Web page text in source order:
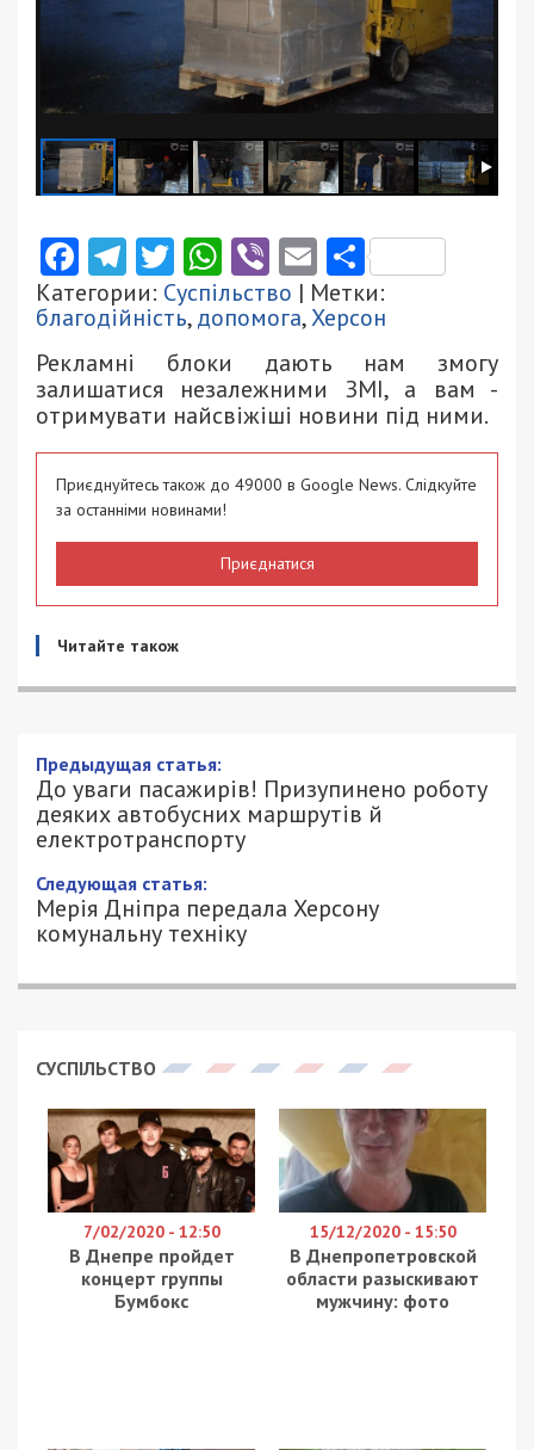
Facebook
Telegram
Twitter
WhatsApp
ViberEmail
Категории: Суспільство | Метки:
благодійність,допомога,Херсон
Рекламні блоки дають нам змогу
залишатися незалежними ЗМІ, а вам -
отримувати найсвіжіші новини під ними.
Приєднуйтесь також до 49000 в Google News. Слідкуйте
за останніми новинами!
Приєднатися
Читайте також
Предыдущая статья:
До уваги пасажирів! Призупинено роботу
деяких автобусних маршрутів й
електротранспорту
Следующая статья:
Мерія Дніпра передала Херсону
комунальну техніку
СУСПІЛЬСТВО
7/02/2020 - 12:50
В Днепре пройдет
концерт группы
Бумбокс
15/12/2020 - 15:50
В Днепропетровской
области разыскивают
мужчину: фото